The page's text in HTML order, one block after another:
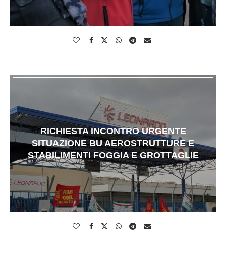
RICHIESTA INCONTRO URGENTE
SITUAZIONE BU AEROSTRUTTURE E
STABILIMENTI FOGGIA E GROTTAGLIE